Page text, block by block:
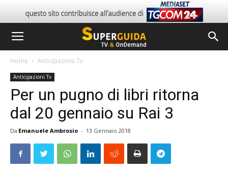
Home Anticipazioni Tv
Anticipazioni Tv
Per un pugno di libri ritorna
dal 20 gennaio su Rai 3
Da Emanuele Ambrosio - 13 Gennaio 2018